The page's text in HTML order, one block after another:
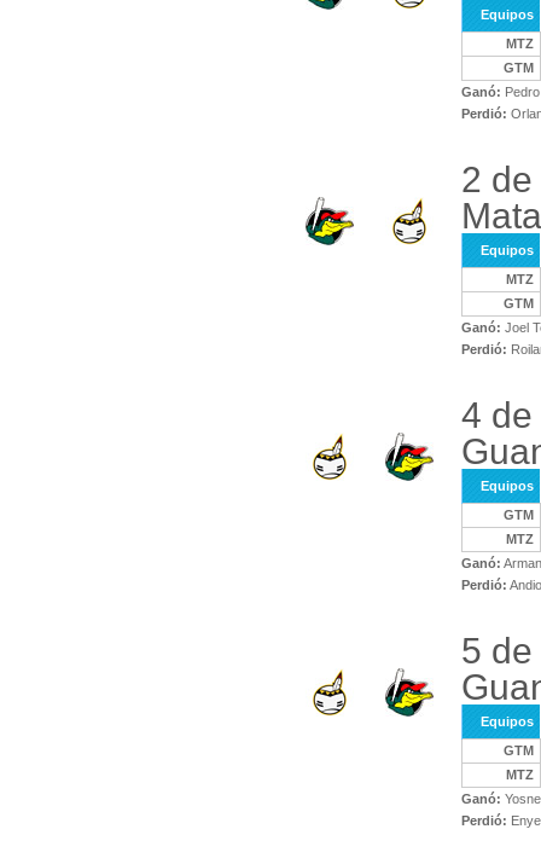
Equipos
MTZ
GTM
Ganó:
Perdió:
2
Equipos
MTZ
GTM
Ganó: Joel
Perdió:
4 de
Equipos
GTM
MTZ
Ganó:
Perdió:
5
Equipos
GTM
MTZ
Ganó:
Perdió: